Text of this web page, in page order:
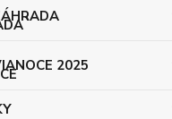
2025